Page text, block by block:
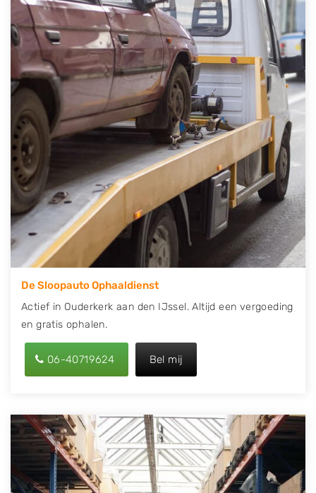
auto gratis ophalen in Ouderkerk aan den IJssel
Neem telefonisch contact op of maak een
terugbelafspraak. Wilt u direct een tweedehands auto
onderdelen offerte aanvragen? Dat kan via de
Onderdelenlijn! Vul uw kenteken in en druk op
verzenden.
Wij kunnen u helpen met de inkoop van auto's van
eigenlijk alle merken, zoals Alfa Romeo, Audi, BMW,
Chevrolet, Citroën, Dacia, Fiat, Ford, Honda, Hyundai,
Kia, Mazda, Mercedes Benz, Mitsubishi, Nissan, Opel,
Peugeot, Porsche, Renault, Seat, Skoda, Suzuki, Tesla,
Toyota, Volkswagen en Volvo.
De Sloopauto Ophaaldienst
Actief in Ouderkerk aan den IJssel. Altijd een vergoeding
en gratis ophalen.
06-40719624 Bel mij